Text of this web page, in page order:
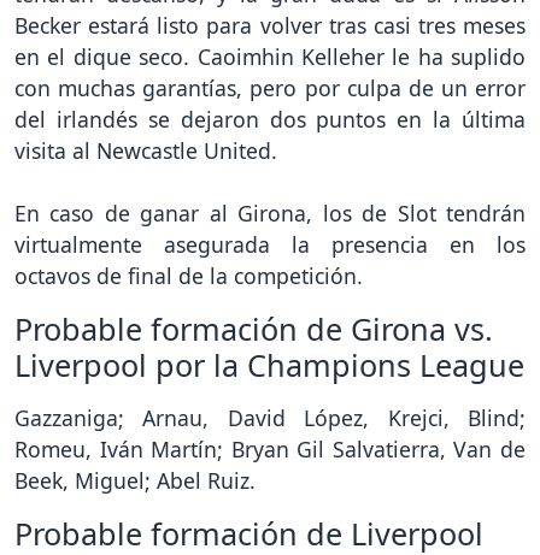
Becker estará listo para volver tras casi tres meses
en el dique seco. Caoimhin Kelleher le ha suplido
con muchas garantías, pero por culpa de un error
del irlandés se dejaron dos puntos en la última
visita al Newcastle United.
En caso de ganar al Girona, los de Slot tendrán
virtualmente asegurada la presencia en los
octavos de final de la competición.
Probable formación de Girona vs.
Liverpool por la Champions League
Gazzaniga; Arnau, David López, Krejci, Blind;
Romeu, Iván Martín; Bryan Gil Salvatierra, Van de
Beek, Miguel; Abel Ruiz.
Probable formación de Liverpool